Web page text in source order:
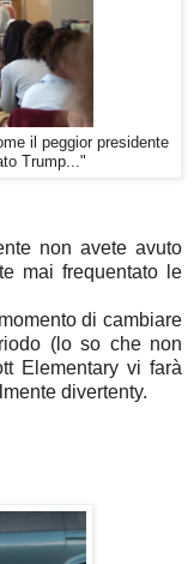
il peggior presidente
Trump..."
non avete avuto
mai frequentato le
di cambiare
(lo so che non
Elementary vi farà
divertenty.